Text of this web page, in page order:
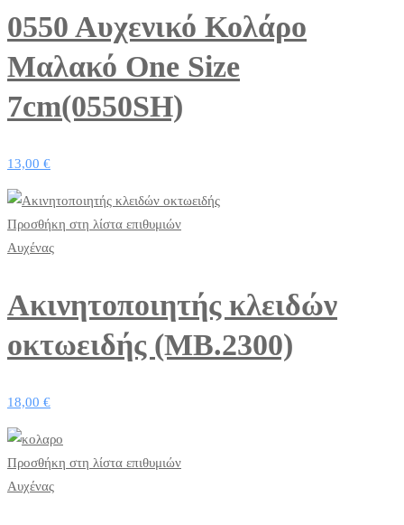
0550 Αυχενικό Κολάρο
Μαλακό One Size
7cm(0550SH)
13,00 €
Προσθήκη στη λίστα επιθυμιών
Αυχένας
Ακινητοποιητής κλειδών
οκτωειδής (MB.2300)
18,00 €
Προσθήκη στη λίστα επιθυμιών
Αυχένας